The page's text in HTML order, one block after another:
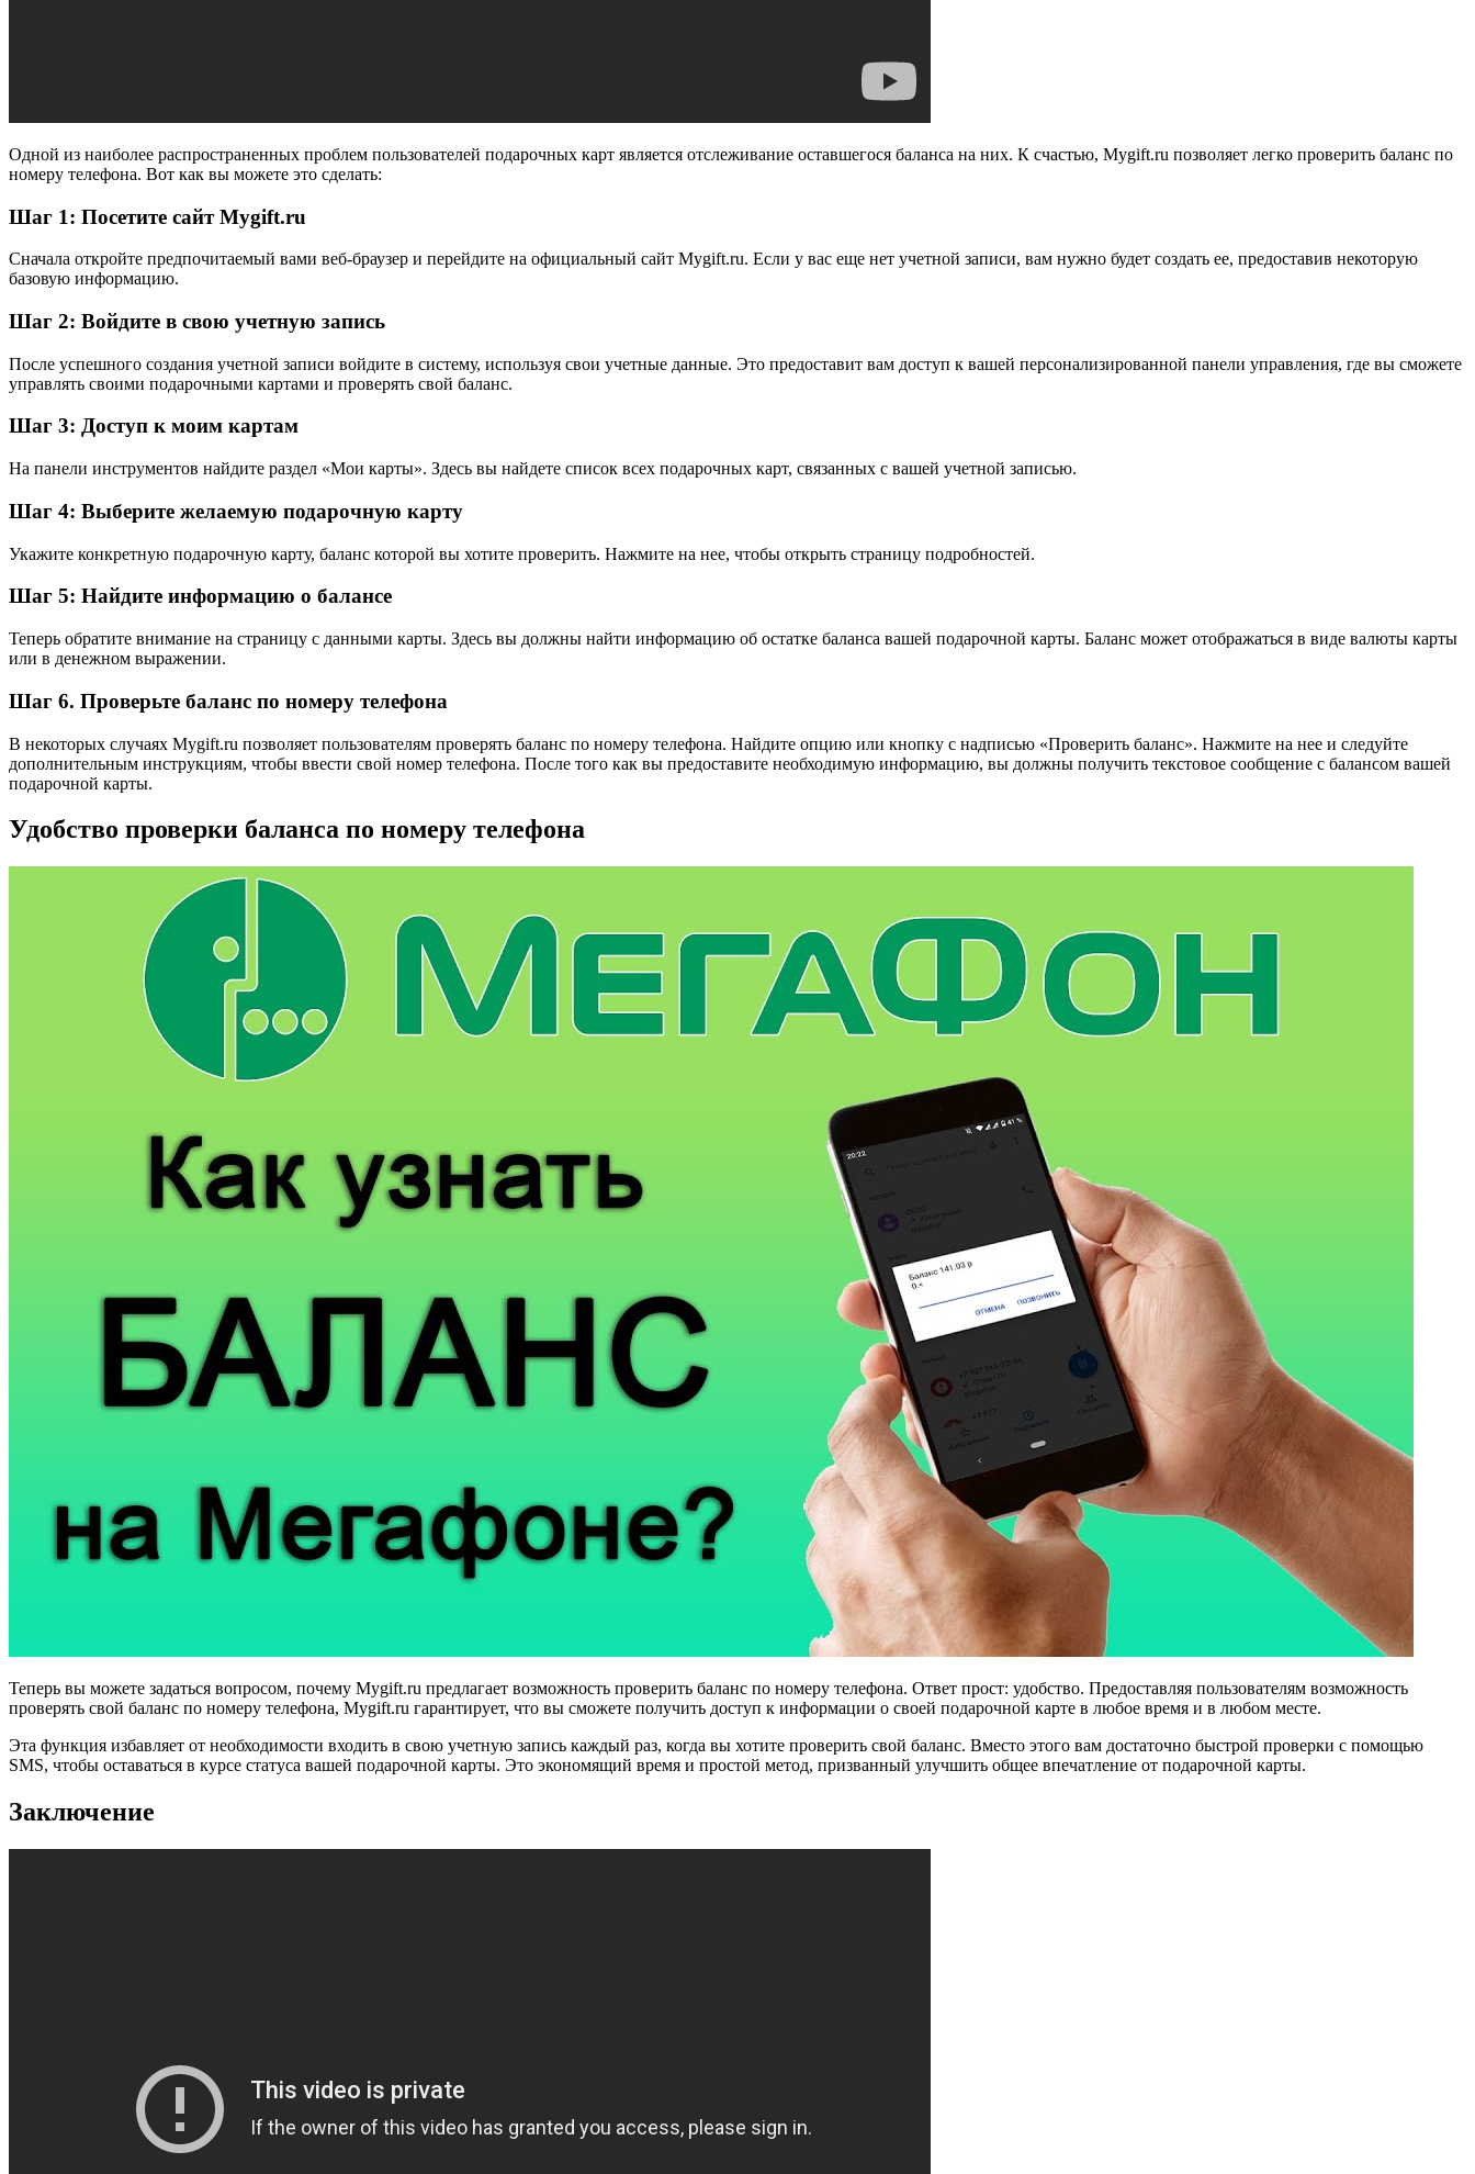
Одной из наиболее распространенных проблем пользователей подарочных карт является отслеживание оставшегося баланса на них. К счастью, Mygift.ru позволяет легко проверить баланс по
номеру телефона. Вот как вы можете это сделать:
Шаг 1: Посетите сайт Mygift.ru
Сначала откройте предпочитаемый вами веб-браузер и перейдите на официальный сайт Mygift.ru. Если у вас еще нет учетной записи, вам нужно будет создать ее, предоставив некоторую
базовую информацию.
Шаг 2: Войдите в свою учетную запись
После успешного создания учетной записи войдите в систему, используя свои учетные данные. Это предоставит вам доступ к вашей персонализированной панели управления, где вы сможете
управлять своими подарочными картами и проверять свой баланс.
Шаг 3: Доступ к моим картам
На панели инструментов найдите раздел «Мои карты». Здесь вы найдете список всех подарочных карт, связанных с вашей учетной записью.
Шаг 4: Выберите желаемую подарочную карту
Укажите конкретную подарочную карту, баланс которой вы хотите проверить. Нажмите на нее, чтобы открыть страницу подробностей.
Шаг 5: Найдите информацию о балансе
Теперь обратите внимание на страницу с данными карты. Здесь вы должны найти информацию об остатке баланса вашей подарочной карты. Баланс может отображаться в виде валюты карты
или в денежном выражении.
Шаг 6. Проверьте баланс по номеру телефона
В некоторых случаях Mygift.ru позволяет пользователям проверять баланс по номеру телефона. Найдите опцию или кнопку с надписью «Проверить баланс». Нажмите на нее и следуйте
дополнительным инструкциям, чтобы ввести свой номер телефона. После того как вы предоставите необходимую информацию, вы должны получить текстовое сообщение с балансом вашей
подарочной карты.
Удобство проверки баланса по номеру телефона
Теперь вы можете задаться вопросом, почему Mygift.ru предлагает возможность проверить баланс по номеру телефона. Ответ прост: удобство. Предоставляя пользователям возможность
проверять свой баланс по номеру телефона, Mygift.ru гарантирует, что вы сможете получить доступ к информации о своей подарочной карте в любое время и в любом месте.
Эта функция избавляет от необходимости входить в свою учетную запись каждый раз, когда вы хотите проверить свой баланс. Вместо этого вам достаточно быстрой проверки с помощью
SMS, чтобы оставаться в курсе статуса вашей подарочной карты. Это экономящий время и простой метод, призванный улучшить общее впечатление от подарочной карты.
Заключение